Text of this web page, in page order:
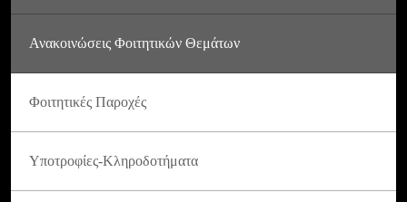
Ανακοινώσεις Φοιτητικών Θεμάτων
Φοιτητικές Παροχές
Υποτροφίες-Κληροδοτήματα